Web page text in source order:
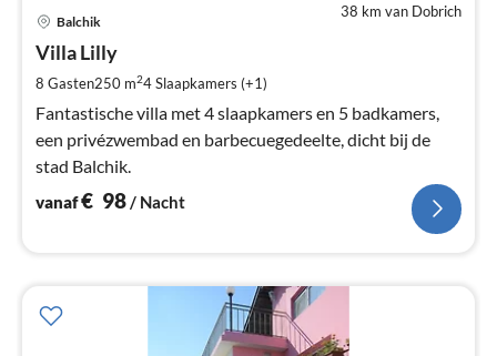
38 km van Dobrich
Balchik
Villa Lilly
8 Gasten250 m24Slaapkamers (+1)
Fantastische villa met 4 slaapkamers en 5 badkamers,
een privézwembad en barbecuegedeelte, dicht bij de
stad Balchik.
vanaf€ 98/ Nacht